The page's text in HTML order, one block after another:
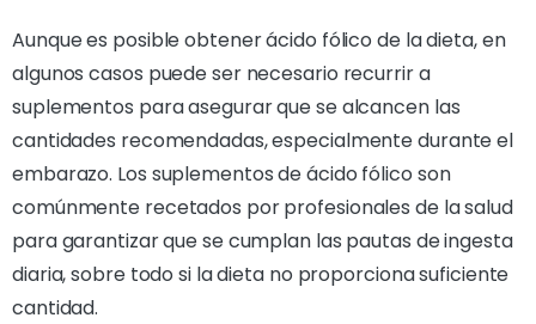
Aunque es posible obtener ácido fólico de la dieta, en
algunos casos puede ser necesario recurrir a
suplementos para asegurar que se alcancen las
cantidades recomendadas, especialmente durante el
embarazo. Los suplementos de ácido fólico son
comúnmente recetados por profesionales de la salud
para garantizar que se cumplan las pautas de ingesta
diaria, sobre todo si la dieta no proporciona suficiente
cantidad.